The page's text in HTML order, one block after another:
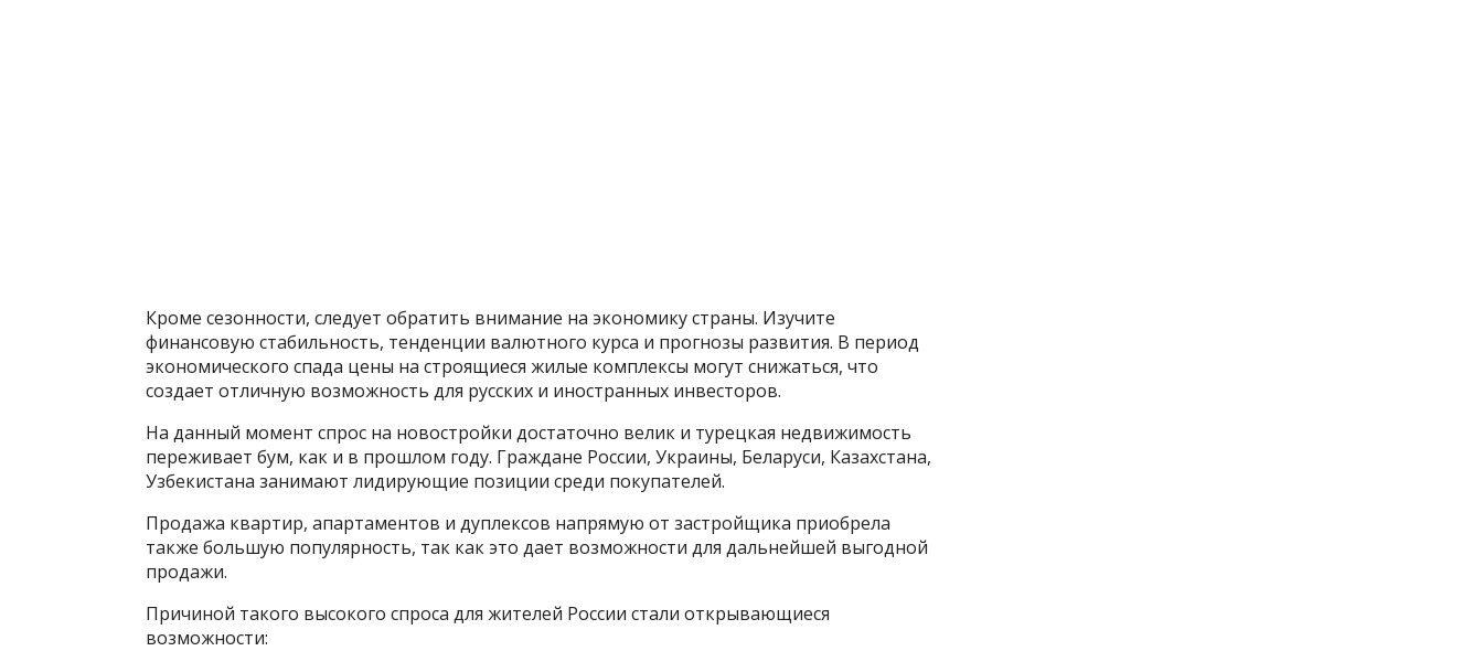
Кроме сезонности, следует обратить внимание на экономику страны. Изучите
финансовую стабильность, тенденции валютного курса и прогнозы развития. В период
экономического спада цены на строящиеся жилые комплексы могут снижаться, что
создает отличную возможность для русских и иностранных инвесторов.
На данный момент спрос на новостройки достаточно велик и турецкая недвижимость
переживает бум, как и в прошлом году. Граждане России, Украины, Беларуси, Казахстана,
Узбекистана занимают лидирующие позиции среди покупателей.
Продажа квартир, апартаментов и дуплексов напрямую от застройщика приобрела
также большую популярность, так как это дает возможности для дальнейшей выгодной
продажи.
Причиной такого высокого спроса для жителей России стали открывающиеся
возможности: